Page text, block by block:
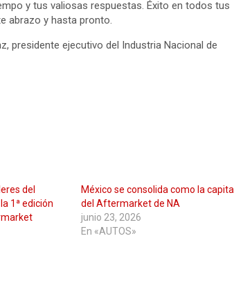
y tus valiosas respuestas. Éxito en todos tus
abrazo y hasta pronto.
presidente ejecutivo del Industria Nacional de
del
1ª edición
México se consolida como la capital
del Aftermarket de NA
junio 23, 2026
En «AUTOS»